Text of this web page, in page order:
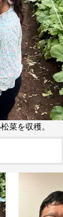
菜を収穫。